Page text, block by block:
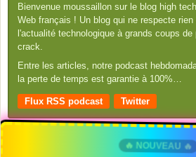
Bienvenue moussaillon sur le blog high
Web français ! Un blog qui ne respecte
l'actualité technologique à grands coups
crack.
Entre les articles, notre podcast
la perte de temps est garantie à 100%…
Flux RSS podcast Twitter
🔥 NOUVEAU 🔥